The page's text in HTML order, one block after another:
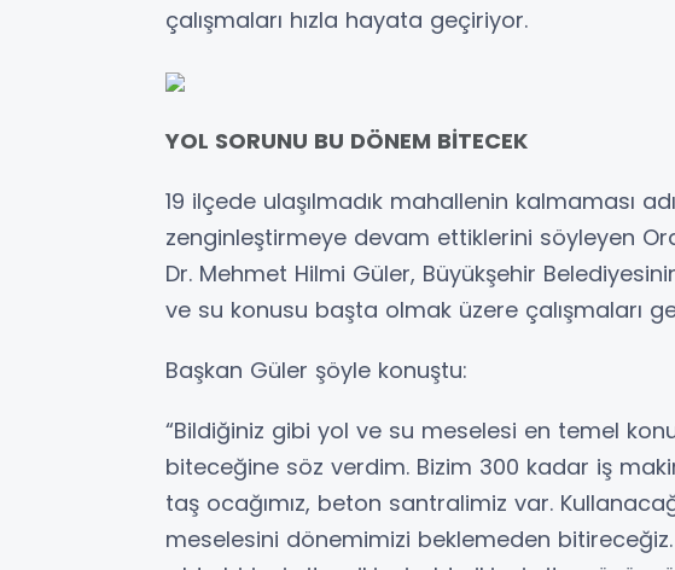
çalışmaları hızla hayata geçiriyor.
YOL SORUNU BU DÖNEM BİTECEK
19 ilçede ulaşılmadık mahallenin kalmaması
zenginleştirmeye devam ettiklerini söyleyen
Dr. Mehmet Hilmi Güler, Büyükşehir
ve su konusu başta olmak üzere çalışmaları
Başkan Güler şöyle konuştu:
“Bildiğiniz gibi yol ve su meselesi en temel
biteceğine söz verdim. Bizim 300 kadar iş
taş ocağımız, beton santralimiz var.
meselesini dönemimizi beklemeden